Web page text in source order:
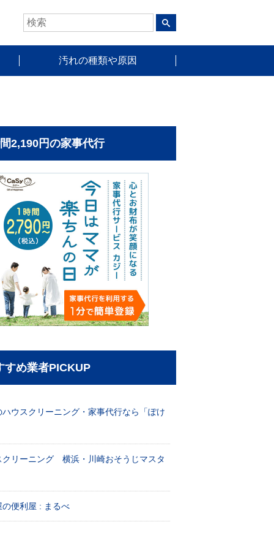
汚れの種類や原因
2,190円の家事代行
すめ業者PICKUP
ハウスクリーニング・家事代行なら「ぽけ
クリーニング 横浜・川崎おそうじマスタ
の便利屋 : まるべ